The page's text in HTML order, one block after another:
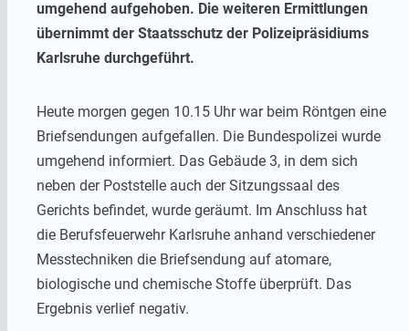
umgehend aufgehoben. Die weiteren Ermittlungen
übernimmt der Staatsschutz der Polizeipräsidiums
Karlsruhe durchgeführt.
Heute morgen gegen 10.15 Uhr war beim Röntgen eine
Briefsendungen aufgefallen. Die Bundespolizei wurde
umgehend informiert. Das Gebäude 3, in dem sich
neben der Poststelle auch der Sitzungssaal des
Gerichts befindet, wurde geräumt. Im Anschluss hat
die Berufsfeuerwehr Karlsruhe anhand verschiedener
Messtechniken die Briefsendung auf atomare,
biologische und chemische Stoffe überprüft. Das
Ergebnis verlief negativ.